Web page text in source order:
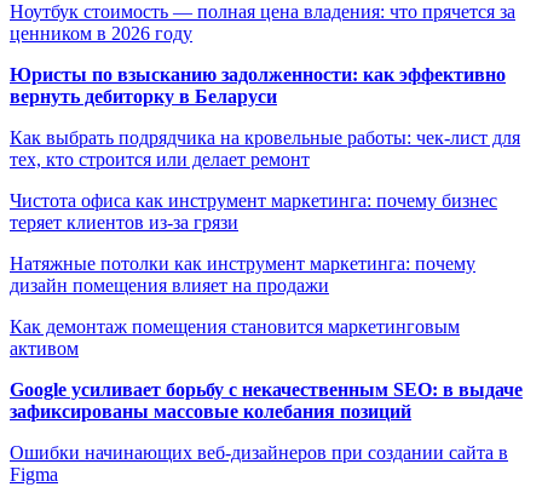
Ноутбук стоимость — полная цена владения: что прячется за
ценником в 2026 году
Юристы по взысканию задолженности: как эффективно
вернуть дебиторку в Беларуси
Как выбрать подрядчика на кровельные работы: чек-лист для
тех, кто строится или делает ремонт
Чистота офиса как инструмент маркетинга: почему бизнес
теряет клиентов из-за грязи
Натяжные потолки как инструмент маркетинга: почему
дизайн помещения влияет на продажи
Как демонтаж помещения становится маркетинговым
активом
Google усиливает борьбу с некачественным SEO: в выдаче
зафиксированы массовые колебания позиций
Ошибки начинающих веб-дизайнеров при создании сайта в
Figma